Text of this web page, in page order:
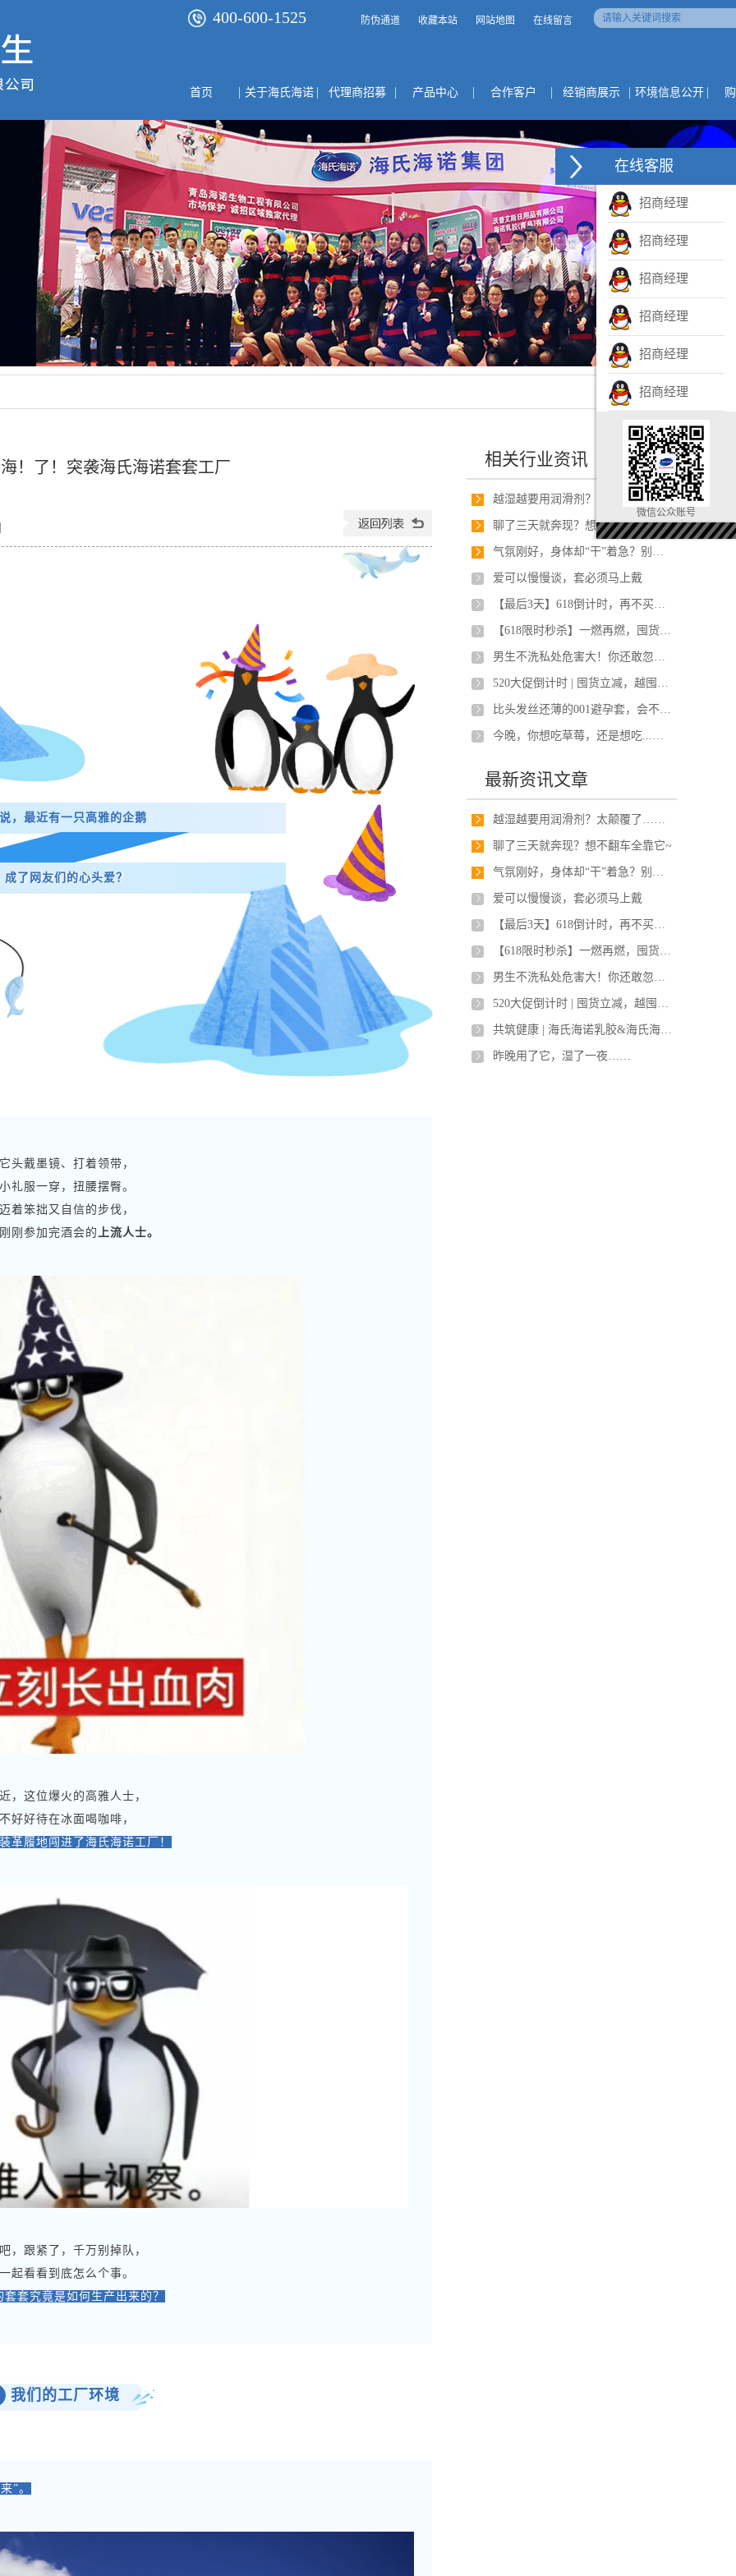
400-600-1525 防伪通道 收藏本站 网站地图 在线留言
首页 关于海氏海诺 代理商招募 产品中心 合作客户 经销商展示 环境信息公开
！了！突袭海氏海诺套套工厂
，最近有一只高雅的企鹅
成了网友们的心头爱？
头戴墨镜、打着领带，
礼服一穿，扭腰摆臀。
着笨拙又自信的步伐，
刚参加完酒会的上流人士。
，这位爆火的高雅人士，
好好待在冰面喝咖啡，
革履地闯进了海氏海诺工厂！
，跟紧了，千万别掉队，
起看看到底怎么个事。
套套究竟是如何生产出来的？
我们的工厂环境
”。
相关行业资讯
越湿越要用润滑剂？太颠覆了……
聊了三天就奔现？想不翻车全靠它~
气氛刚好，身体却“干”着急？别扫兴，用它丝滑深入~
爱可以慢慢谈，套必须马上戴
【最后3天】618倒计时，再不买亏大了！！！
【618限时秒杀】一燃再燃，囤货立省70%
男生不洗私处危害大！你还敢忽视吗？
520大促倒计时 | 囤货立减，越囤越省
比头发丝还薄的001避孕套，会不会一碰就破？
今晚，你想吃草莓，还是想吃...我？
最新资讯文章
越湿越要用润滑剂？太颠覆了……
聊了三天就奔现？想不翻车全靠它~
气氛刚好，身体却“干”着急？别扫兴，用它丝滑深入~
爱可以慢慢谈，套必须马上戴
【最后3天】618倒计时，再不买亏大了！！！
【618限时秒杀】一燃再燃，囤货立省70%
男生不洗私处危害大！你还敢忽视吗？
520大促倒计时 | 囤货立减，越囤越省
共筑健康 | 海氏海诺乳胶&海氏海诺乐享闪耀亮相20
昨晚用了它，湿了一夜……
在线客服
招商经理
招商经理
招商经理
招商经理
招商经理
招商经理
微信公众账号